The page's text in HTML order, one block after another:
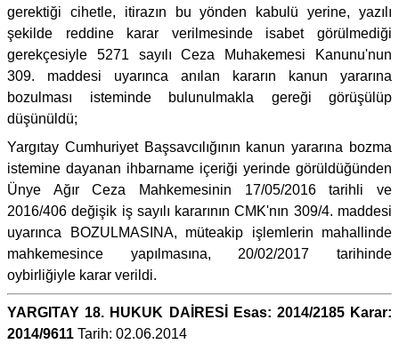
gerektiği cihetle, itirazın bu yönden kabulü yerine, yazılı
şekilde reddine karar verilmesinde isabet görülmediği
gerekçesiyle 5271 sayılı Ceza Muhakemesi Kanunu'nun
309. maddesi uyarınca anılan kararın kanun yararına
bozulması isteminde bulunulmakla gereği görüşülüp
düşünüldü;
Yargıtay Cumhuriyet Başsavcılığının kanun yararına bozma
istemine dayanan ihbarname içeriği yerinde görüldüğünden
Ünye Ağır Ceza Mahkemesinin 17/05/2016 tarihli ve
2016/406 değişik iş sayılı kararının CMK'nın 309/4. maddesi
uyarınca BOZULMASINA, müteakip işlemlerin mahallinde
mahkemesince yapılmasına, 20/02/2017 tarihinde
oybirliğiyle karar verildi.
YARGITAY 18. HUKUK DAİRESİ Esas: 2014/2185 Karar:
2014/9611 Tarih: 02.06.2014